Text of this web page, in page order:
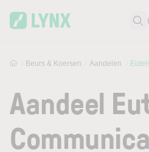
Beurs & Koersen Aandelen
Aandeel